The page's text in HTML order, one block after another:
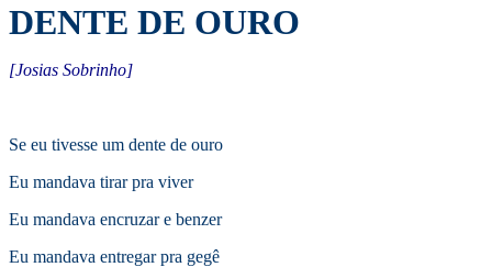
DENTE DE OURO
[Josias Sobrinho]
Se eu tivesse um dente de ouro
Eu mandava tirar pra viver
Eu mandava encruzar e benzer
Eu mandava entregar pra gegê